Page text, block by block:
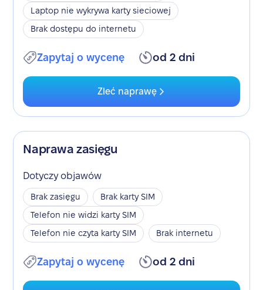
Laptop nie wykrywa karty sieciowej
Brak dostępu do internetu
Zapytaj o wycenę od 2 dni
Zleć naprawę
Naprawa zasięgu
Dotyczy objawów
Brak zasięgu
Brak karty SIM
Telefon nie widzi karty SIM
Telefon nie czyta karty SIM
Brak internetu
Zapytaj o wycenę od 2 dni